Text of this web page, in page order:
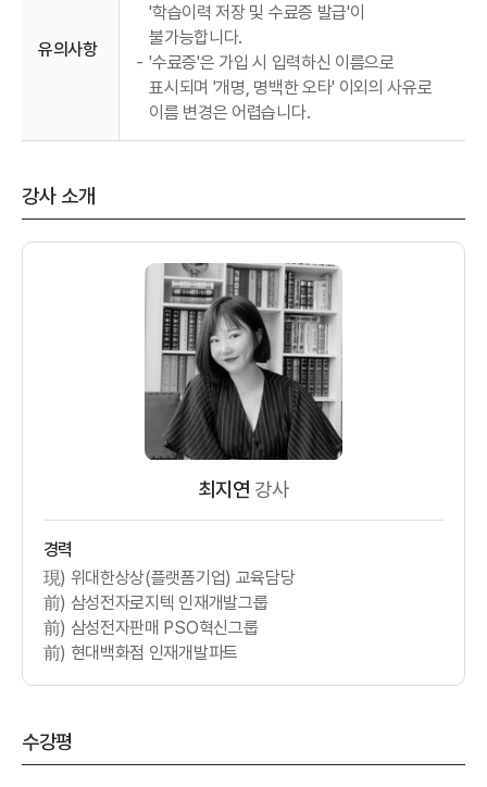
유의사항
'학습이력 저장 및 수료증 발급'이
불가능합니다.
- '수료증'은 가입 시 입력하신 이름으로
표시되며 '개명, 명백한 오타' 이외의 사유로
이름 변경은 어렵습니다.
강사 소개
최지연 강사
경력
現) 위대한상상(플랫폼기업) 교육담당
前) 삼성전자로지텍 인재개발그룹
前) 삼성전자판매 PSO혁신그룹
前) 현대백화점 인재개발파트
수강평